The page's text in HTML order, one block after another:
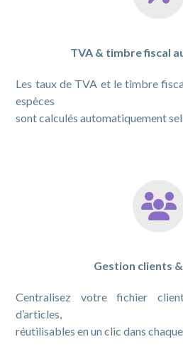
TVA & timbre fiscal
Les taux de TVA et le timbre
espèces
sont calculés automatiquement
Gestion clients
Centralisez votre fichier
d’articles,
réutilisables en un clic dans